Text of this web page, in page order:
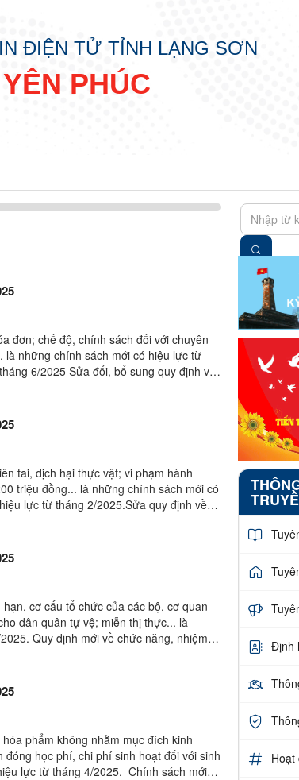
ĐIỆN TỬ TỈNH LẠNG SƠN
PHÚC
đơn; chế độ, chính sách đối với chuyên
là những chính sách mới có hiệu lực từ
6/2025 Sửa đổi, bổ sung quy định về
tai, dịch hại thực vật; vi phạm hành
triệu đồng... là những chính sách mới có
lực từ tháng 2/2025.Sửa quy định về
cơ cấu tổ chức của các bộ, cơ quan
dân quân tự vệ; miễn thị thực... là
Quy định mới về chức năng, nhiệm
phẩm không nhằm mục đích kinh
học phí, chi phí sinh hoạt đối với sinh
lực từ tháng 4/2025. Chính sách mới
Định